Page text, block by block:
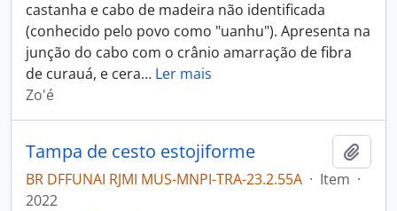
castanha e cabo de madeira não identificada
(conhecido pelo povo como "uanhu"). Apresenta na
junção do cabo com o crânio amarração de fibra
de curauá, e cera… Ler mais
Zo'é
Tampa de cesto estojiforme
BR DFFUNAI RJMI MUS-MNPI-TRA-23.2.55A · Item ·
2022